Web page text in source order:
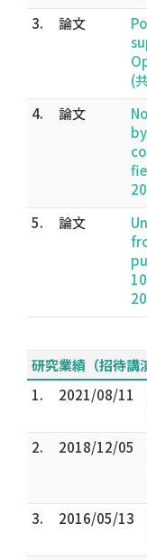
3.
論文
(
4.
論文
5.
論文
研究業績（招待講
1.
2021/08/11
2.
2018/12/05
3.
2016/05/13